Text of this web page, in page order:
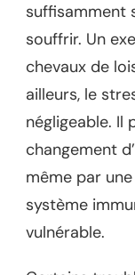
suffisamment
souffrir. Un
chevaux de
ailleurs, le
négligeable. Il
changement
même par
système
vulnérable.